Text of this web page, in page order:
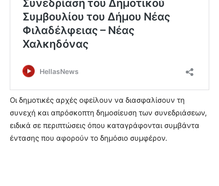
Οι δημοτικές αρχές οφείλουν να διασφαλίσουν τη
συνεχή και απρόσκοπτη δημοσίευση των συνεδριάσεων,
ειδικά σε περιπτώσεις όπου καταγράφονται συμβάντα
έντασης που αφορούν το δημόσιο συμφέρον.